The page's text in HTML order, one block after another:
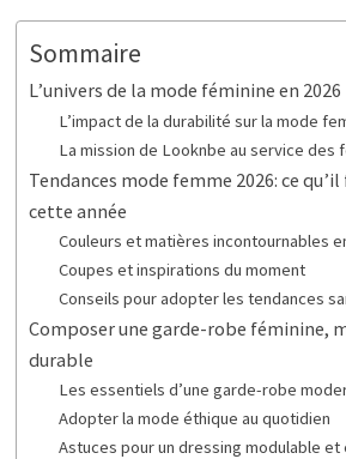
Sommaire
L’univers de la mode féminine en 2026
L’impact de la durabilité sur la mode
La mission de Looknbe au service des
Tendances mode femme 2026: ce
cette année
Couleurs et matières incontournables
Coupes et inspirations du moment
Conseils pour adopter les tendances
Composer une garde-robe féminine,
durable
Les essentiels d’une garde-robe
Adopter la mode éthique au quotidien
Astuces pour un dressing modulable